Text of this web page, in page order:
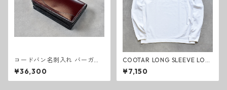
コードバン名刺入れ バーガン
ディ
¥36,300
COOTAR LONG SLEEVE LOG
O T-SHIRT
¥7,150